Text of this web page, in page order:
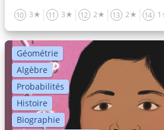
10 3★ 11 3★ 12 2★ 13 2★ 14
Géométrie
Algèbre
Probabilités
Histoire
Biographie